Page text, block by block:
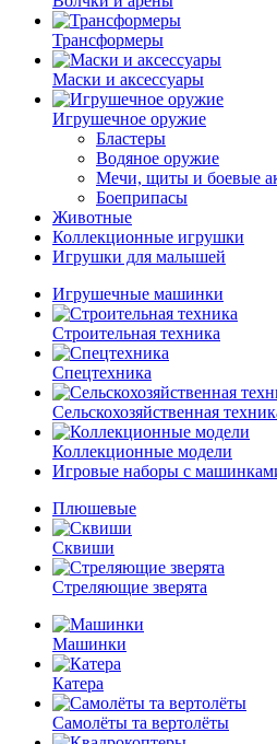
Трансформеры
Маски и аксессуары
Игрушечное оружие
Бластеры
Водяное оружие
Мечи, щиты и боевые
Боеприпасы
Животные
Коллекционные игрушки
Игрушки для малышей
Игрушечные машинки
Строительная техника
Спецтехника
Сельскохозяйственная
Коллекционные модели
Игровые наборы с
Плюшевые
Сквиши
Стреляющие зверята
Машинки
Катера
Самолёты та вертолёты